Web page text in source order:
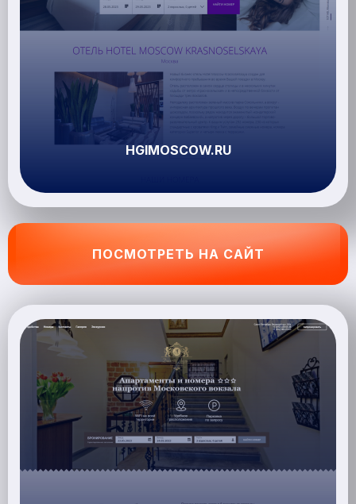
HGIMOSCOW.RU
ПОСМОТРЕТЬ НА САЙТ